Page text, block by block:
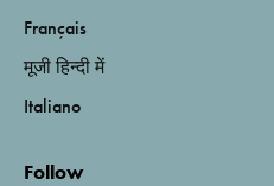
Français
मूजी हिन्दी में
Italiano
Follow